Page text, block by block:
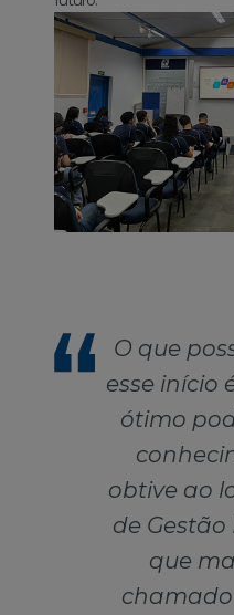
O que
esse início
ótimo
obtive ao
de Gestão
que